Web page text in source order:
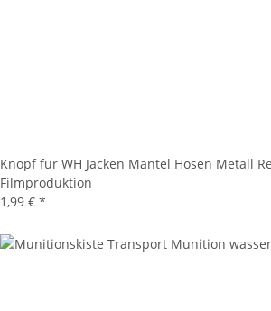
Knopf für WH Jacken Mäntel Hosen Metall
Filmproduktion
1,99 € *